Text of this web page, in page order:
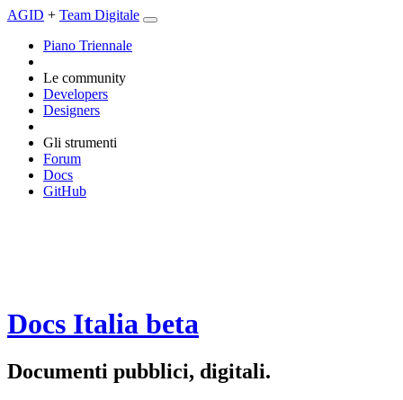
AGID + Team Digitale
Piano Triennale
Le community
Developers
Designers
Gli strumenti
Forum
Docs
GitHub
Docs Italia beta
Documenti pubblici, digitali.